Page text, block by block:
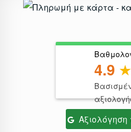
4.9
Αξιολόγηση